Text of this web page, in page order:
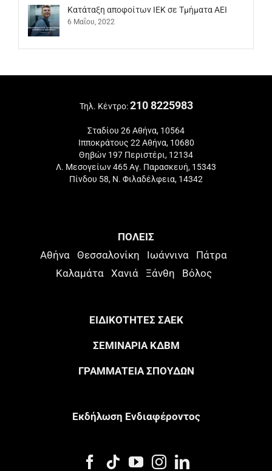
Kατάταξη αποφοίτων ΙΕΚ σε Τμήματα ΑΕΙ
6 Μαΐου, 2022
Τηλ. Κέντρο:210 8225983
Σταδίου 26 Αθήνα, 10564
Ιπποκράτους 22 Αθήνα, 10680
Θηβών 197 Περιστέρι, 12134
Λ. Μεσογείων 465 Αγ. Παρασκευή, 15343
Πίνδου 58, Ν. Φιλαδέλφεια, 14342
ΠΟΛΕΙΣ
Αθήνα Θεσσαλονίκη Ιωάννινα
Πάτρα
Καλαμάτα
Χανιά Ξάνθη Βόλος
ΕΙΔΙΚΟΤΗΤΕΣ ΣΑΕΚ
ΣΕΜΙΝΑΡΙΑ ΚΔΒΜ
ΓΡΑΜΜΑΤΕΙΑ ΣΠΟΥΔΩΝ
Eκδήλωση Eνδιαφέροντος